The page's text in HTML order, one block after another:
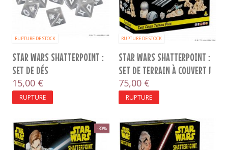
RUPTURE DE STOCK
STAR WARS SHATTERPOINT :
SET DE DÉS
15,00 €
RUPTURE
RUPTURE DE STOCK
STAR WARS SHATTERPOINT :
SET DE TERRAIN À COUVERT !
75,00 €
RUPTURE
-30%